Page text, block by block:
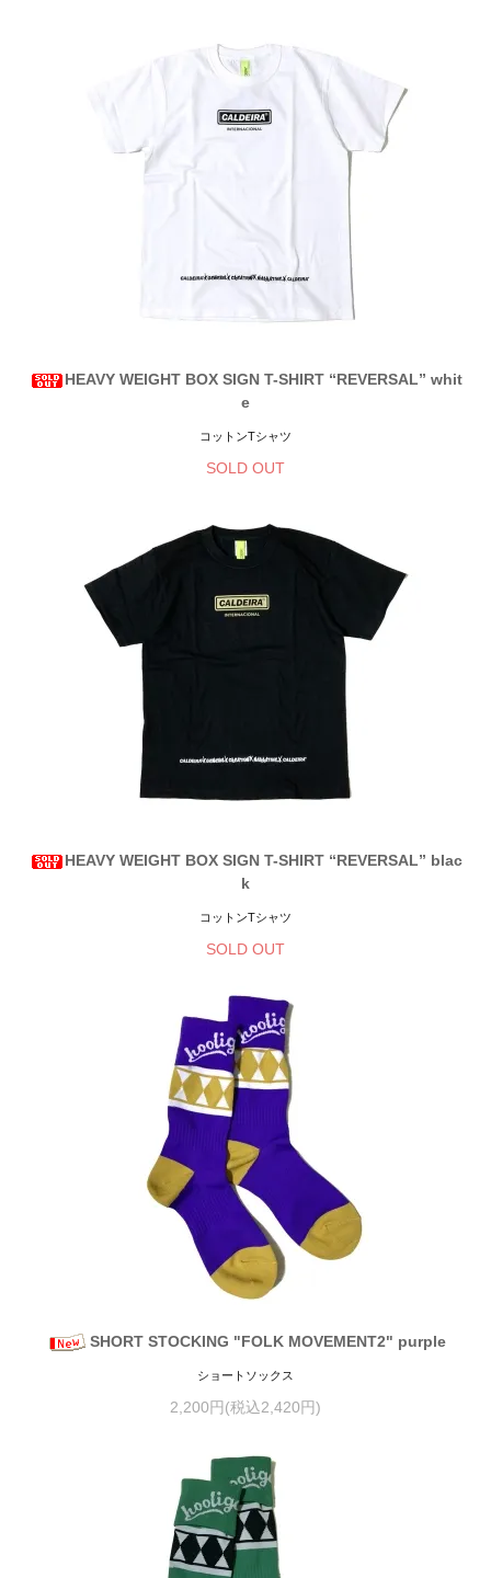
HEAVY WEIGHT BOX SIGN T-SHIRT “REVERSAL” whit
e
コットンTシャツ
SOLD OUT
HEAVY WEIGHT BOX SIGN T-SHIRT “REVERSAL” blac
k
コットンTシャツ
SOLD OUT
SHORT STOCKING "FOLK MOVEMENT2" purple
ショートソックス
2,200円(税込2,420円)